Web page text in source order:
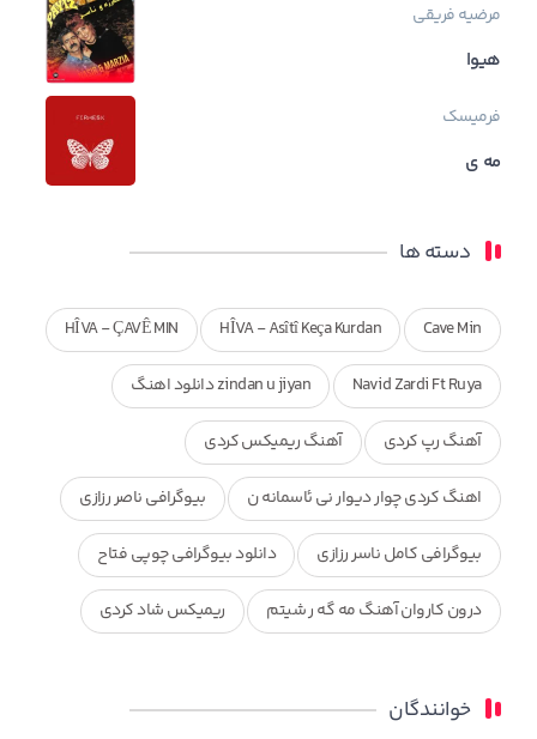
مرضیه فریقی
هیوا
فرمیسک
مه ی
دسته ها
Cave Min
HÎVA - Asîtî Keça Kurdan
HÎVA - ÇAVÊ MIN
Navid Zardi Ft Ruya zindan u jiyan دانلود اهنگ
آهنگ رپ کردی آهنگ ریمیکس کردی
اهنگ کردی چوار دیوار نی ئاسمانه ن بیوگرافی ناصر رزازی
بیوگرافی کامل ناسر رزازی دانلود بیوگرافی چوپی فتاح
درون کاروان آهنگ مه گه ر شیتم ریمیکس شاد کردی
محمد جزا
خوانندگان